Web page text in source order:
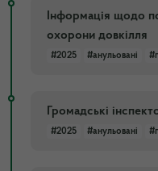
Інформація щодо
охорони довкілля
#2025 #анульовані
Громадські
#2025 #анульовані